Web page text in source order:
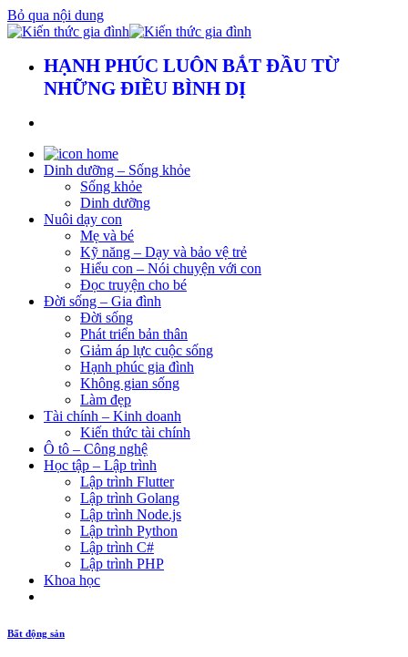
Bỏ qua nội dung
HẠNH PHÚC LUÔN BẮT ĐẦU TỪ
NHỮNG ĐIỀU BÌNH DỊ
Dinh dưỡng – Sống khỏe
Sống khỏe
Dinh dưỡng
Nuôi dạy con
Mẹ và bé
Kỹ năng – Dạy và bảo vệ trẻ
Hiểu con – Nói chuyện với con
Đọc truyện cho bé
Đời sống – Gia đình
Đời sống
Phát triển bản thân
Giảm áp lực cuộc sống
Hạnh phúc gia đình
Không gian sống
Làm đẹp
Tài chính – Kinh doanh
Kiến thức tài chính
Ô tô – Công nghệ
Học tập – Lập trình
Lập trình Flutter
Lập trình Golang
Lập trình Node.js
Lập trình Python
Lập trình C#
Lập trình PHP
Khoa học
Bất động sản